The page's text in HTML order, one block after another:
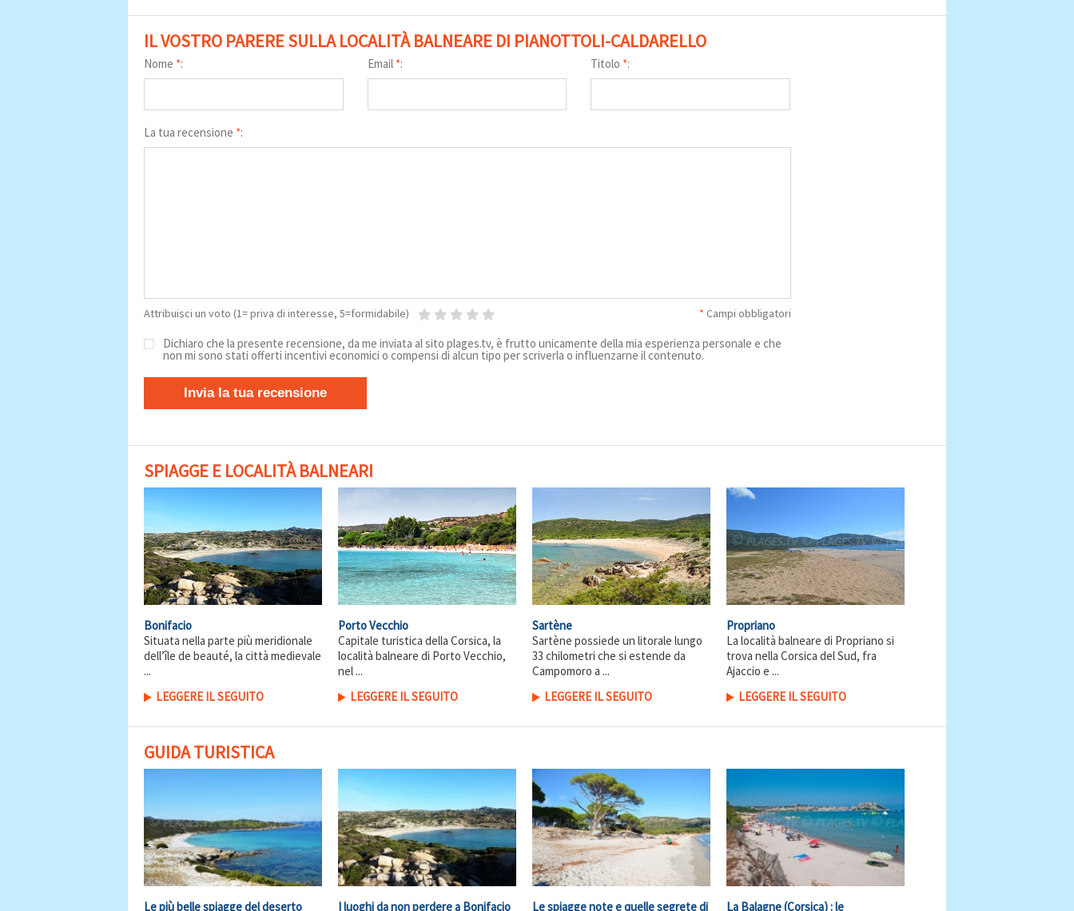
IL VOSTRO PARERE SULLA LOCALITÀ BALNEARE DI PIANOTTOLI-CALDARELLO
Nome *: Email *: Titolo *:
La tua recensione *:
Attribuisci un voto (1= priva di interesse, 5=formidabile) * Campi obbligatori
Dichiaro che la presente recensione, da me inviata al sito plages.tv, è frutto unicamente della mia esperienza personale e che
non mi sono stati offerti incentivi economici o compensi di alcun tipo per scriverla o influenzarne il contenuto.
Invia la tua recensione
SPIAGGE E LOCALITÀ BALNEARI
Bonifacio
Situata nella parte più meridionale
dell’île de beauté, la città medievale
...
LEGGERE IL SEGUITO
Porto Vecchio
Capitale turistica della Corsica, la
località balneare di Porto Vecchio,
nel ...
LEGGERE IL SEGUITO
Sartène
Sartène possiede un litorale lungo
33 chilometri che si estende da
Campomoro a ...
LEGGERE IL SEGUITO
Propriano
La località balneare di Propriano si
trova nella Corsica del Sud, fra
Ajaccio e ...
LEGGERE IL SEGUITO
GUIDA TURISTICA
Le più belle spiagge del deserto I luoghi da non perdere a Bonifacio Le spiagge note e quelle segrete di La Balagne (Corsica) : le